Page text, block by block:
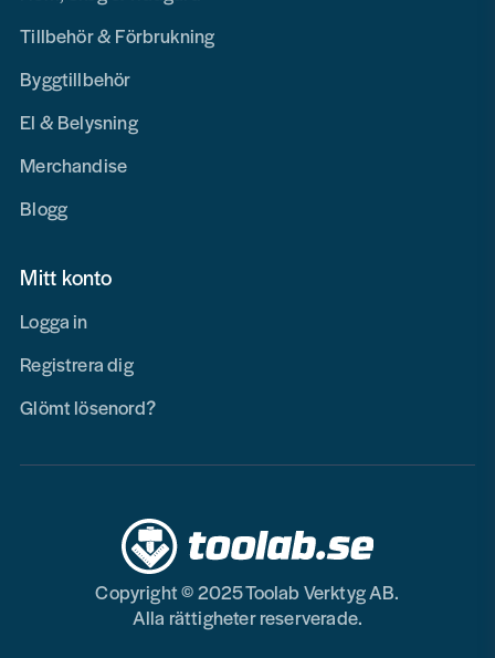
Tillbehör & Förbrukning
Byggtillbehör
El & Belysning
Merchandise
Blogg
Mitt konto
Logga in
Registrera dig
Glömt lösenord?
Copyright © 2025 Toolab Verktyg AB.
Alla rättigheter reserverade.